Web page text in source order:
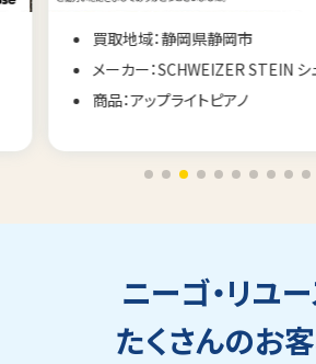
買取地域：静岡県静岡市
メーカー：SCHWEIZER STEIN シ
商品：アップライトピアノ
ニーゴ・リユ
たくさんのお